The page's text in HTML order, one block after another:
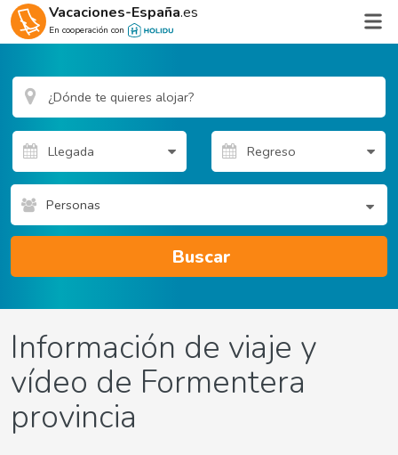
Vacaciones-España.es
En cooperación con
Personas
Buscar
Información de viaje y
vídeo de Formentera
provincia